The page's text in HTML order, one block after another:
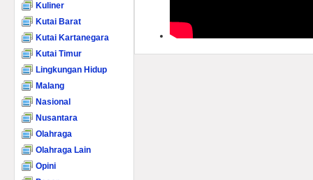
Kuliner
Kutai Barat
Kutai Kartanegara
Kutai Timur
Lingkungan Hidup
Malang
Nasional
Nusantara
Olahraga
Olahraga Lain
Opini